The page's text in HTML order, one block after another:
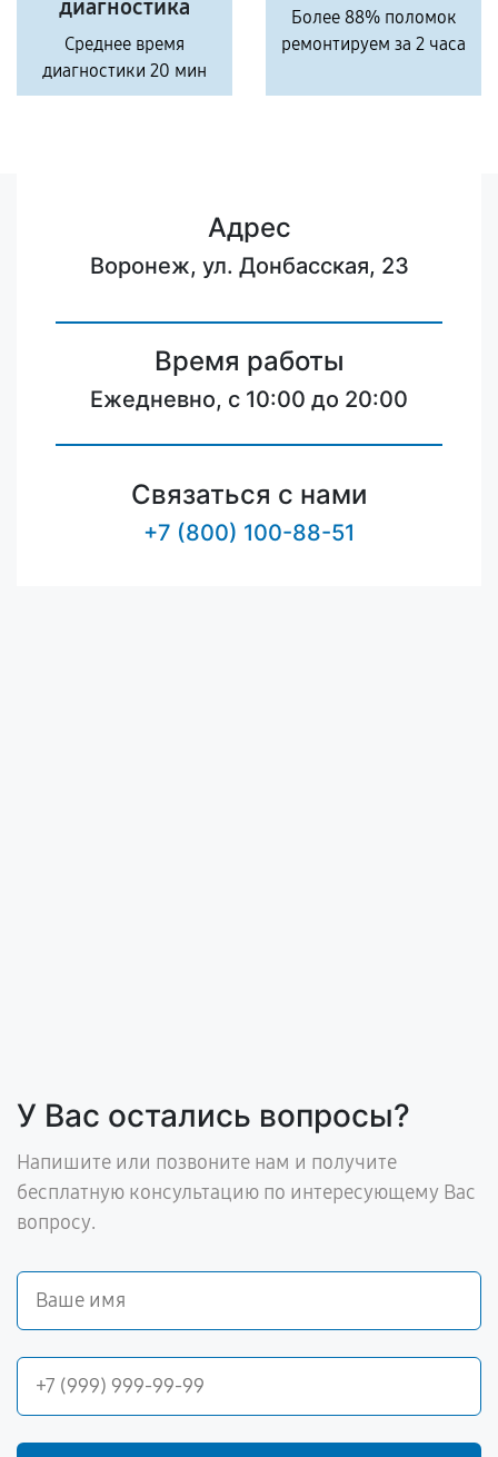
диагностика
Среднее время
диагностики 20 мин
Более 88% поломок
ремонтируем за 2 часа
Адрес
Воронеж, ул. Донбасская, 23
Время работы
Ежедневно, с 10:00 до 20:00
Связаться с нами
+7 (800) 100-88-51
У Вас остались вопросы?
Напишите или позвоните нам и получите
бесплатную консультацию по интересующему Вас
вопросу.